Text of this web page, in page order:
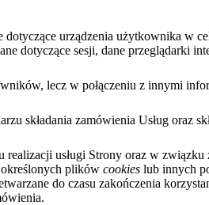
urządzenia użytkownika w
dotyczące sesji, dane przeglądarki
lecz w połączeniu z innymi
składania zamówienia Usług oraz
usługi Strony oraz w
plików cookies lub innych
do czasu zakończenia